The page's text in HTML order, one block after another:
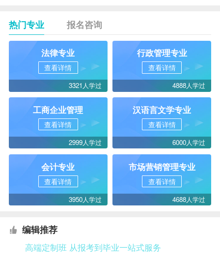
热门专业 报名咨询
法律专业
查看详情
3321人学过
行政管理专业
查看详情
4888人学过
工商企业管理
查看详情
2999人学过
汉语言文学专业
查看详情
6000人学过
会计专业
查看详情
3950人学过
市场营销管理专业
查看详情
4688人学过
编辑推荐
高端定制班 从报考到毕业一站式服务